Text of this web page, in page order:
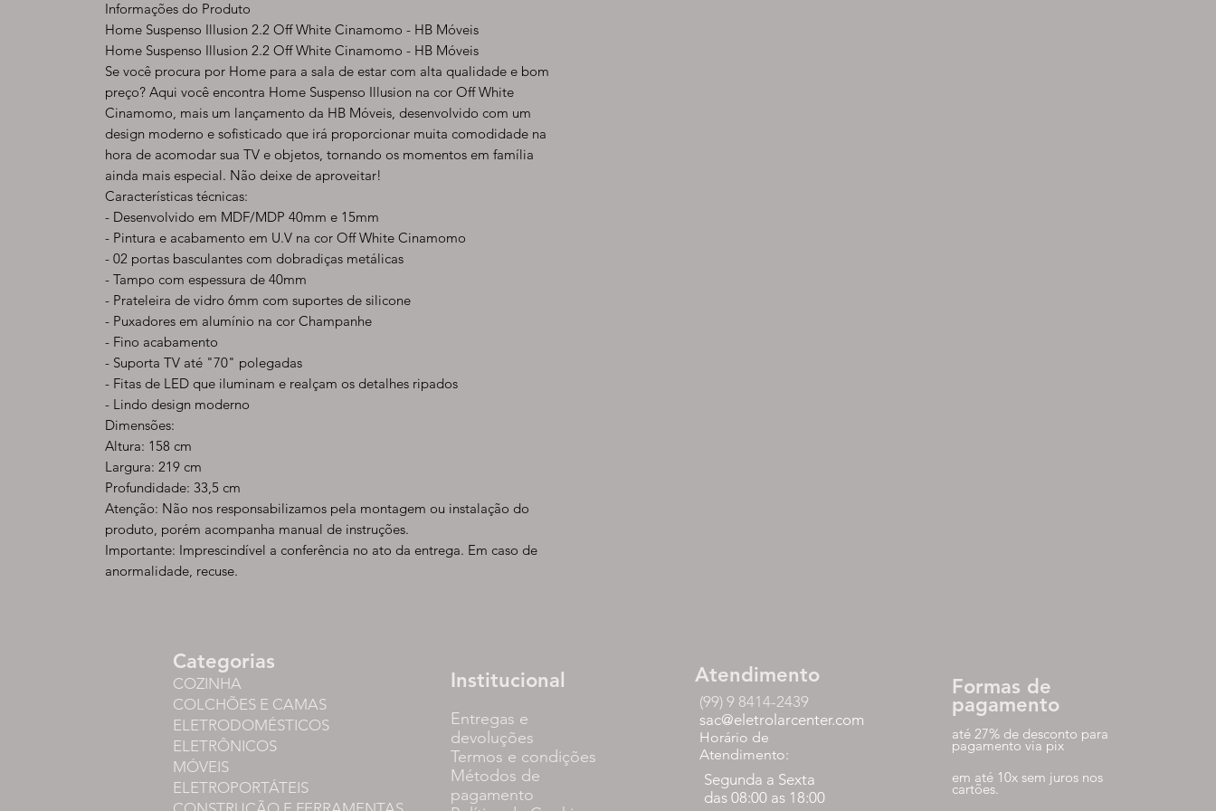
Informações do Produto
Home Suspenso Illusion 2.2 Off White Cinamomo - HB Móveis
Home Suspenso Illusion 2.2 Off White Cinamomo - HB Móveis
Se você procura por Home para a sala de estar com alta qualidade e bom
preço? Aqui você encontra Home Suspenso Illusion na cor Off White
Cinamomo, mais um lançamento da HB Móveis, desenvolvido com um
design moderno e sofisticado que irá proporcionar muita comodidade na
hora de acomodar sua TV e objetos, tornando os momentos em família
ainda mais especial. Não deixe de aproveitar!
Características técnicas:
- Desenvolvido em MDF/MDP 40mm e 15mm
- Pintura e acabamento em U.V na cor Off White Cinamomo
- 02 portas basculantes com dobradiças metálicas
- Tampo com espessura de 40mm
- Prateleira de vidro 6mm com suportes de silicone
- Puxadores em alumínio na cor Champanhe
- Fino acabamento
- Suporta TV até "70" polegadas
- Fitas de LED que iluminam e realçam os detalhes ripados
- Lindo design moderno
Dimensões:
Altura: 158 cm
Largura: 219 cm
Profundidade: 33,5 cm
Atenção: Não nos responsabilizamos pela montagem ou instalação do
produto, porém acompanha manual de instruções.
Importante: Imprescindível a conferência no ato da entrega. Em caso de
anormalidade, recuse.
Categorias
COZINHA
COLCHÕES E CAMAS
ELETRODOMÉSTICOS
ELETRÔNICOS
MÓVEIS
ELETROPORTÁTEIS
Institucional
Entregas e
devoluções
Termos e condições
Métodos de
pagamento
Atendimento
(99) 9 8414-2439
sac@eletrolarcenter.com
Horário de
Atendimento:
Segunda a Sexta
das 08:00 as 18:00
Formas de
pagamento
até 27% de desconto para
pagamento via pix
em até 10x sem juros nos
cartões.